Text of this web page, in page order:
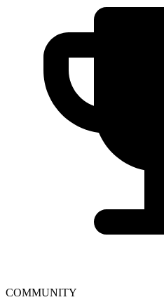
COMMUNITY